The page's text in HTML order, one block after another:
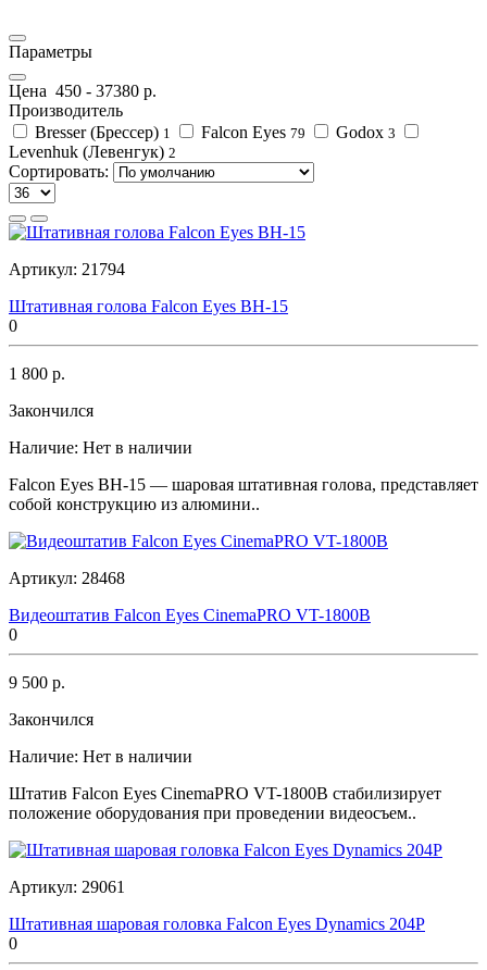
Параметры
Цена 450 - 37380 р.
Производитель
Bresser (Брессер) 1 Falcon Eyes 79 Godox 3
Levenhuk (Левенгук) 2
Сортировать:
Артикул: 21794
Штативная голова Falcon Eyes BH-15
0
1 800 р.
Закончился
Наличие: Нет в наличии
Falcon Eyes ВН-15 — шаровая штативная голова, представляет
собой конструкцию из алюмини..
Артикул: 28468
Видеоштатив Falcon Eyes CinemaPRO VT-1800B
0
9 500 р.
Закончился
Наличие: Нет в наличии
Штатив Falcon Eyes CinemaPRO VT-1800В стабилизирует
положение оборудования при проведении видеосъем..
Артикул: 29061
Штативная шаровая головка Falcon Eyes Dynamics 204P
0